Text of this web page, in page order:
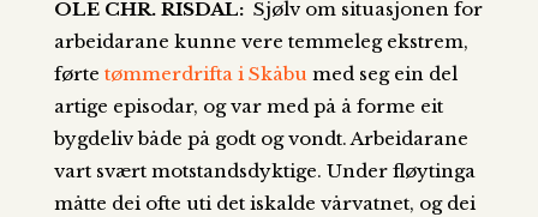
OLE CHR. RISDAL: Sjølv om situasjonen for
arbeidarane kunne vere temmeleg ekstrem,
førte tømmerdrifta i Skåbu med seg ein del
artige episodar, og var med på å forme eit
bygdeliv både på godt og vondt. Arbeidarane
vart svært motstandsdyktige. Under fløytinga
måtte dei ofte uti det iskalde vårvatnet, og dei